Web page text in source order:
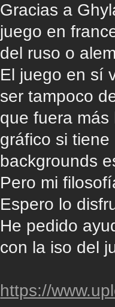
Gracias a
juego en
del ruso o
El juego en sí
ser tampoco
que fuera
gráfico si
backgrounds
Pero mi
Espero lo
He pedido
con la iso del
https://